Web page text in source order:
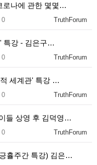
로나에 관한 몇몇…
TruthForum
0
특강 - 김은구…
TruthForum
0
세계관' 특강 …
TruthForum
0
들 상영 후 김덕영…
TruthForum
0
휼주간 특강) 김은…